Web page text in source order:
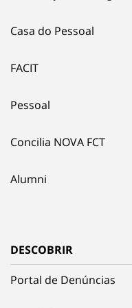
Casa do Pessoal
FACIT
Pessoal
Concilia NOVA FCT
Alumni
DESCOBRIR
Portal de Denúncias